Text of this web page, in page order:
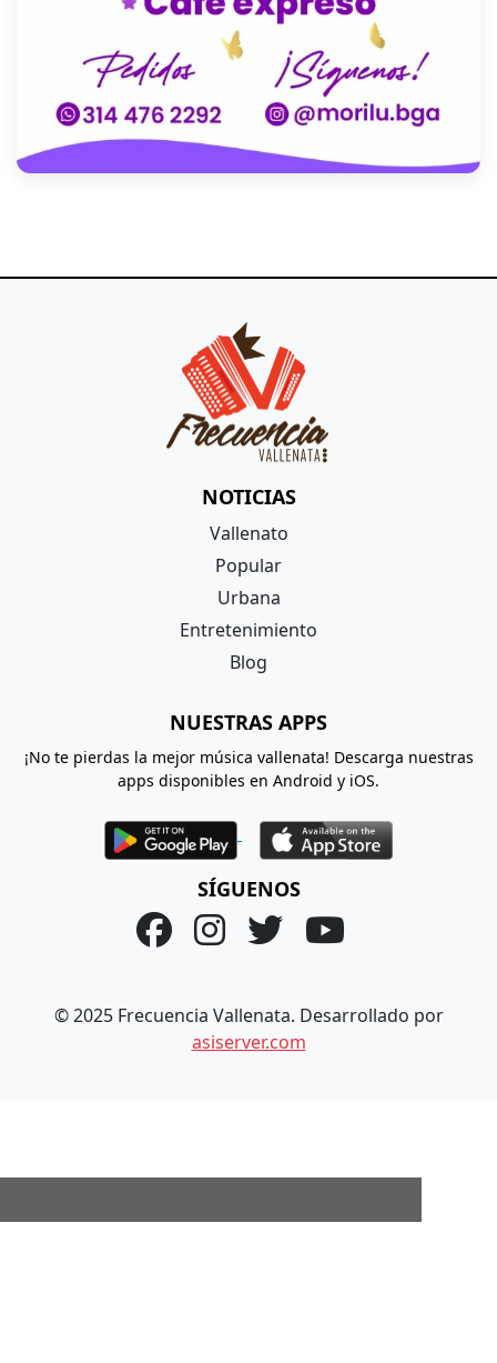
NOTICIAS
Vallenato
Popular
Urbana
Entretenimiento
Blog
NUESTRAS APPS
¡No te pierdas la mejor música vallenata! Descarga nuestras
apps disponibles en Android y iOS.
SÍGUENOS
© 2025 Frecuencia Vallenata. Desarrollado por
asiserver.com
×